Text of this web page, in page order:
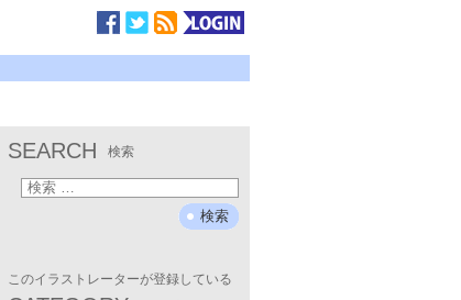
SEARCH 検索
このイラストレーターが登録している